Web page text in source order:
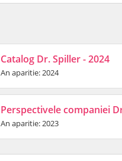
Catalog Dr. Spiller - 2024
An aparitie: 2024
Perspectivele companiei
An aparitie: 2023